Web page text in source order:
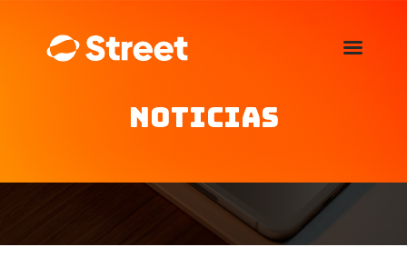
Noticias
La Street FM 101.5
Noticias
Publicitá